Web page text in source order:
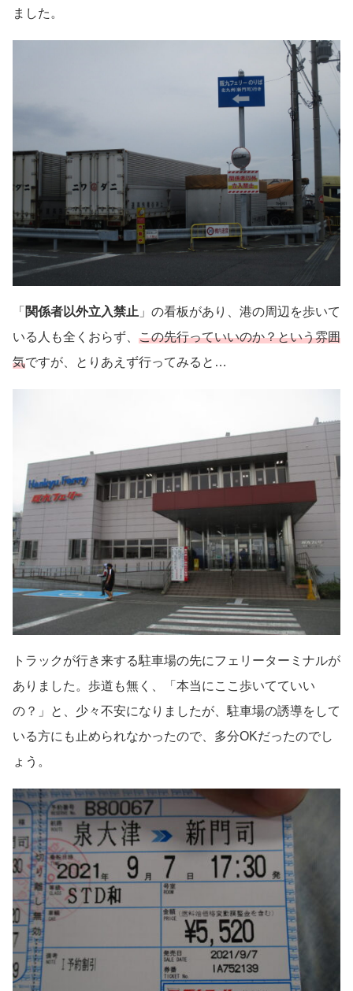
ました。
「 関係者以外立入禁止 」の看板があり、港の周辺を歩いて
いる人も全くおらず、 この先行っていいのか？という雰囲
気ですが、とりあえず行ってみると…
トラックが行き来する駐車場の先にフェリーターミナルが
ありました。歩道も無く、「本当にここ歩いてていい
の？」と、少々不安になりましたが、駐車場の誘導をして
いる方にも止められなかったので、多分OKだったのでし
ょう。